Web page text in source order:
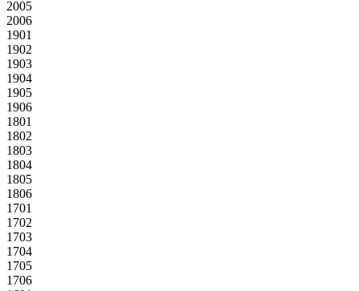
2005
2006
1901
1902
1903
1904
1905
1906
1801
1802
1803
1804
1805
1806
1701
1702
1703
1704
1705
1706